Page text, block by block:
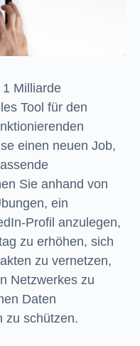
Milliarde
Tool für den
einen neuen Job,
Sie anhand von
ein
Profil anzulegen,
zu erhöhen, sich
zu vernetzen,
Netzwerkes zu
Daten
zu schützen.